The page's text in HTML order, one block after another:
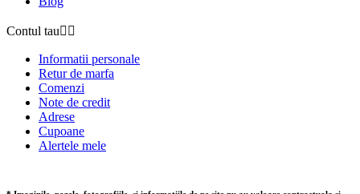
Contul tau 
Informatii personale
Retur de marfa
Comenzi
Note de credit
Adrese
Cupoane
Alertele mele